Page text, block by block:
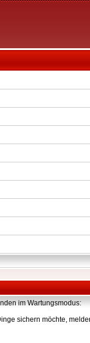
im Wartungsmodus:
sichern möchte,